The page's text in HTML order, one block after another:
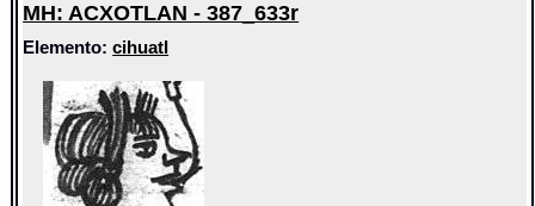
MH: ACXOTLAN - 387_633r
Elemento:cihuatl